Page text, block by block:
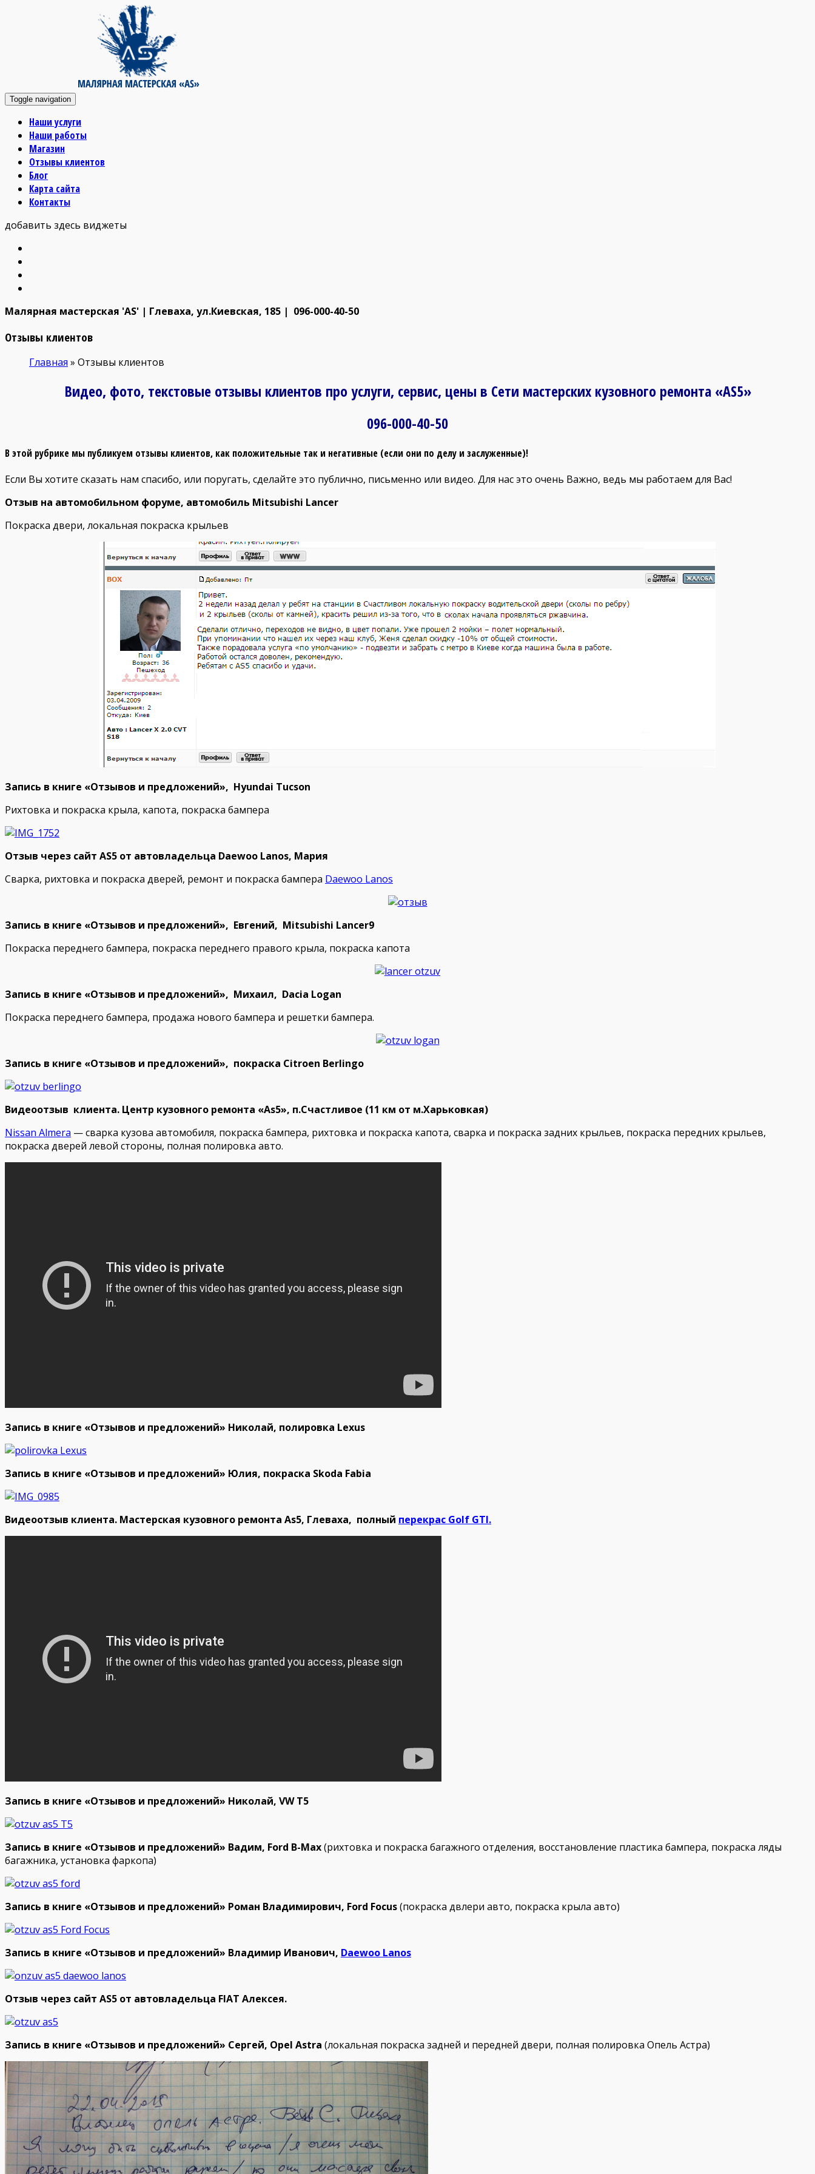
Toggle navigation
Наши услуги
Наши работы
Магазин
Отзывы клиентов
Блог
Карта сайта
Контакты
добавить здесь виджеты
Малярная мастерская 'AS' | Глеваха, ул.Киевская, 185 | 096-000-40-50
Отзывы клиентов
Главная » Отзывы клиентов
Видео, фото, текстовые отзывы клиентов про услуги, сервис, цены в Сети мастерских кузовного ремонта «AS5»
096-000-40-50
В этой рубрике мы публикуем отзывы клиентов, как положительные так и негативные (если они по делу и заслуженные)!
Если Вы хотите сказать нам спасибо, или поругать, сделайте это публично, письменно или видео. Для нас это очень Важно, ведь мы работаем для Вас!
Отзыв на автомобильном форуме, автомобиль Mitsubishi Lancer
Покраска двери, локальная покраска крыльев
Запись в книге «Отзывов и предложений», Hyundai Tucson
Рихтовка и покраска крыла, капота, покраска бампера
Отзыв через сайт AS5 от автовладельца Daewoo Lanos, Мария
Сварка, рихтовка и покраска дверей, ремонт и покраска бампера Daewoo Lanos
Запись в книге «Отзывов и предложений», Евгений, Mitsubishi Lancer9
Покраска переднего бампера, покраска переднего правого крыла, покраска капота
Запись в книге «Отзывов и предложений», Михаил, Dacia Logan
Покраска переднего бампера, продажа нового бампера и решетки бампера.
Запись в книге «Отзывов и предложений», покраска Citroen Berlingo
Видеоотзыв клиента. Центр кузовного ремонта «As5», п.Счастливое (11 км от м.Харьковкая)
Nissan Almera — сварка кузова автомобиля, покраска бампера, рихтовка и покраска капота, сварка и покраска задних крыльев, покраска передних крыльев,
покраска дверей левой стороны, полная полировка авто.
Запись в книге «Отзывов и предложений» Николай, полировка Lexus
Запись в книге «Отзывов и предложений» Юлия, покраска Skoda Fabia
Видеоотзыв клиента. Мастерская кузовного ремонта As5, Глеваха, полный перекрас Golf GTI.
Запись в книге «Отзывов и предложений» Николай, VW T5
Запись в книге «Отзывов и предложений» Вадим, Ford B-Max(рихтовка и покраска багажного отделения, восстановление пластика бампера, покраска ляды
багажника, установка фаркопа)
Запись в книге «Отзывов и предложений» Роман Владимирович, Ford Focus(покраска двлери авто, покраска крыла авто)
Запись в книге «Отзывов и предложений» Владимир Иванович, Daewoo Lanos
Отзыв через сайт AS5 от автовладельца FIAT Алексея.
Запись в книге «Отзывов и предложений» Сергей, Opel Astra (локальная покраска задней и передней двери, полная полировка Опель Астра)